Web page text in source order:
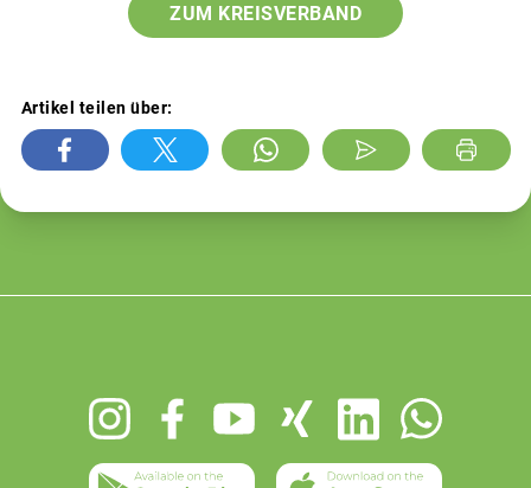
ZUM KREISVERBAND
Artikel teilen über: